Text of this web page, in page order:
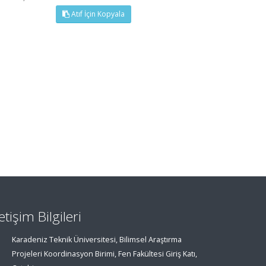
Atıf İçin Kopyala
Bilgileri
Karadeniz Teknik Üniversitesi, Bilimsel Araştırma
Projeleri Koordinasyon Birimi, Fen Fakültesi Giriş Katı,